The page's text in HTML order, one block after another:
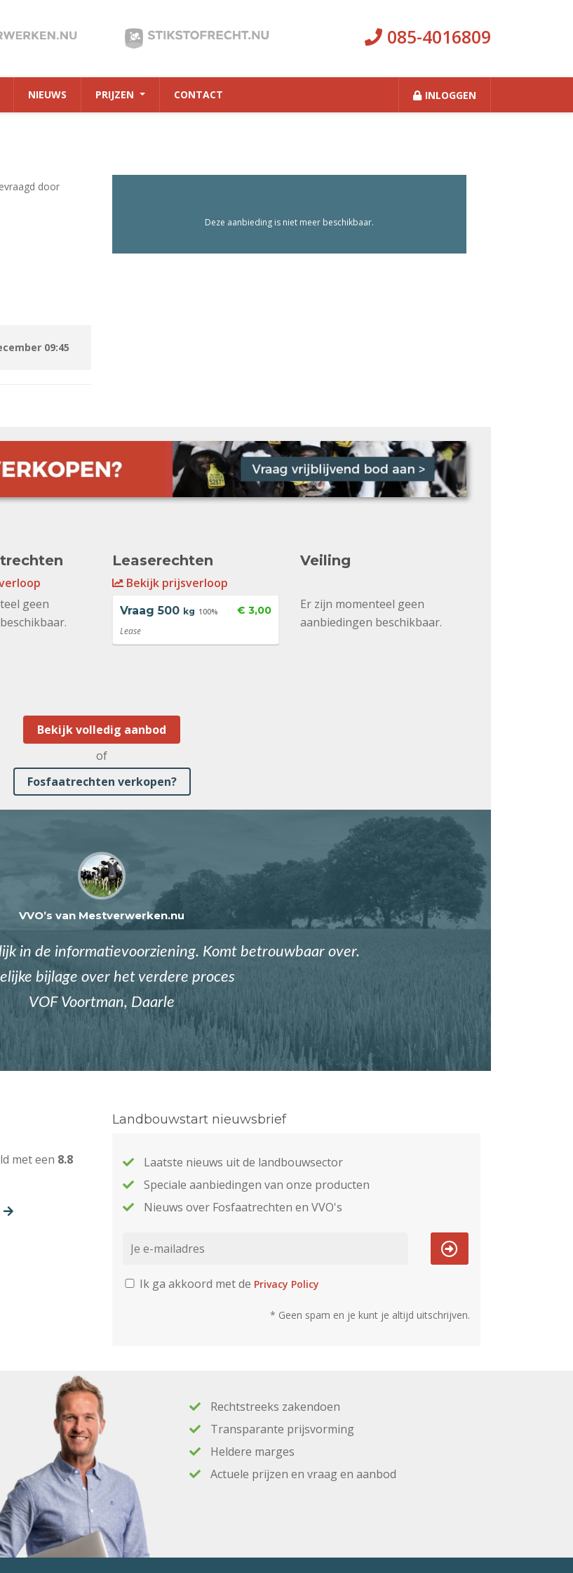
085-4016809
NIEUWS PRIJZEN CONTACT INLOGGEN
door
09:45
Deze aanbieding is niet meer beschikbaar.
geen
Leaserechten
Bekijk prijsverloop
Vraag 500 kg 100% € 3,00
Lease
Veiling
Er zijn momenteel geen
aanbiedingen beschikbaar.
Bekijk volledig aanbod
of
Fosfaatrechten verkopen?
VVO’s van Mestverwerken.nu
in de informatievoorziening. Komt betrouwbaar over.
bijlage over het verdere proces
VOF Voortman, Daarle
met een 8.8
Landbouwstart nieuwsbrief
Laatste nieuws uit de landbouwsector
Speciale aanbiedingen van onze producten
Nieuws over Fosfaatrechten en VVO's
Ik ga akkoord met de Privacy Policy
* Geen spam en je kunt je altijd uitschrijven.
Rechtstreeks zakendoen
Transparante prijsvorming
Heldere marges
Actuele prijzen en vraag en aanbod